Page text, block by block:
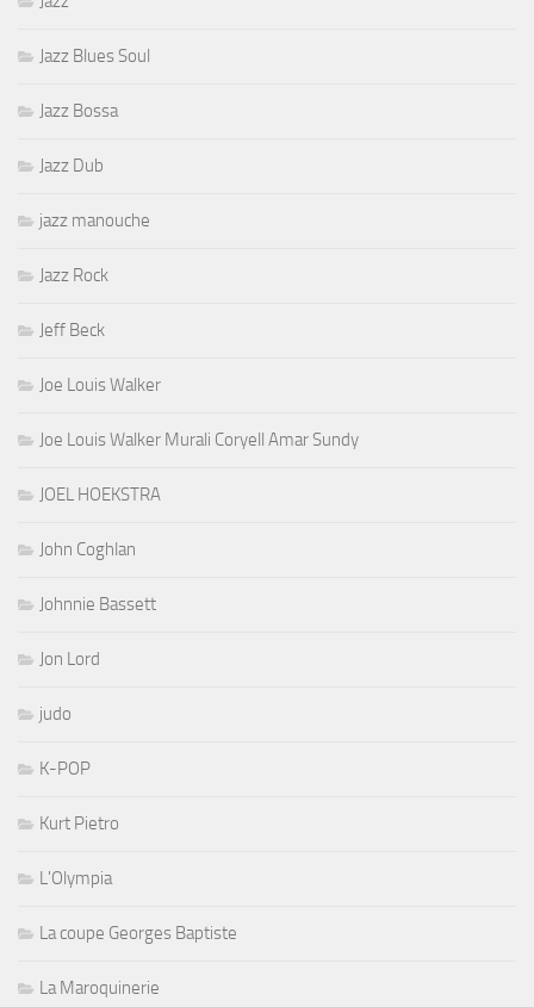
Jazz Blues Soul
Jazz Bossa
Jazz Dub
jazz manouche
Jazz Rock
Jeff Beck
Joe Louis Walker
Joe Louis Walker Murali Coryell Amar Sundy
JOEL HOEKSTRA
John Coghlan
Johnnie Bassett
Jon Lord
judo
K-POP
Kurt Pietro
L'Olympia
La coupe Georges Baptiste
La Maroquinerie